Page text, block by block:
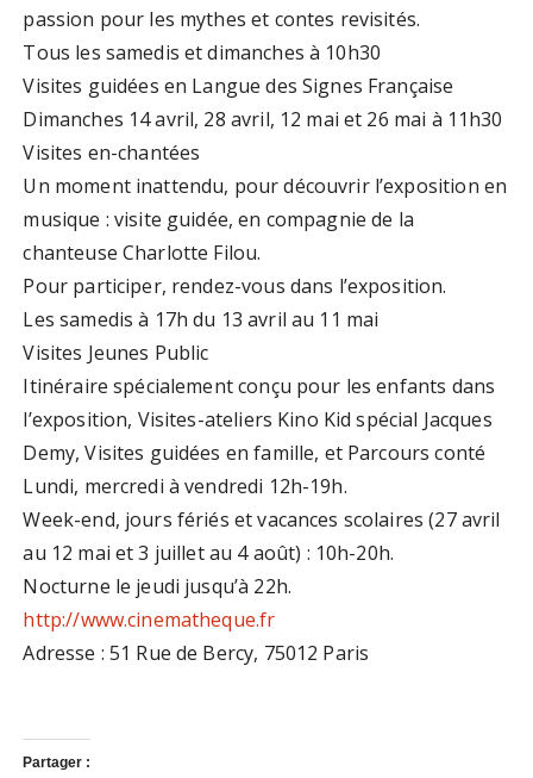
passion pour les mythes et contes revisités.
Tous les samedis et dimanches à 10h30
Visites guidées en Langue des Signes Française
Dimanches 14 avril, 28 avril, 12 mai et 26 mai à 11h30
Visites en-chantées
Un moment inattendu, pour découvrir l’exposition en
musique : visite guidée, en compagnie de la
chanteuse Charlotte Filou.
Pour participer, rendez-vous dans l’exposition.
Les samedis à 17h du 13 avril au 11 mai
Visites Jeunes Public
Itinéraire spécialement conçu pour les enfants dans
l’exposition, Visites-ateliers Kino Kid spécial Jacques
Demy, Visites guidées en famille, et Parcours conté
Lundi, mercredi à vendredi 12h-19h.
Week-end, jours fériés et vacances scolaires (27 avril
au 12 mai et 3 juillet au 4 août) : 10h-20h.
Nocturne le jeudi jusqu’à 22h.
http://www.cinematheque.fr
Adresse : 51 Rue de Bercy, 75012 Paris
Partager :